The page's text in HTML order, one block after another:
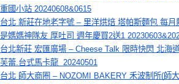
重國小站 20240608&0615
台北 新莊在地老字號 – 里洋烘焙 塔帕斯麵包 每
是媽媽神隊友 厚吐司 週年慶買2送1
台北新莊 宏匯廣場 – Cheese Talk 限時快閃 北海
芙蕾.台式馬卡龍  20240501
台北 師大商圈 – NOZOMI BAKERY 禾波制所(師